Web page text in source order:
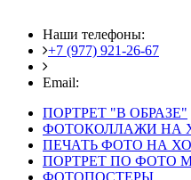
Наши телефоны:
+7 (977) 921-26-67
Email:
ПОРТРЕТ "В ОБРАЗЕ"
ФОТОКОЛЛАЖИ НА
ПЕЧАТЬ ФОТО НА
ПОРТРЕТ ПО ФОТО